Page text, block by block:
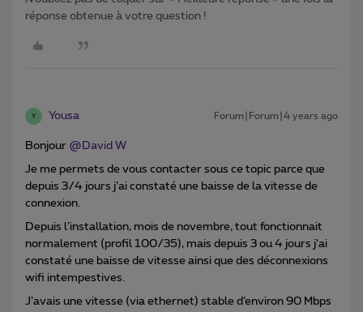
réponse obtenue à votre question !
Y Yousa Forum|Forum|4 years ago
Bonjour @David W
Je me permets de vous contacter sous ce topic parce que
depuis 3/4 jours j’ai constaté une baisse de la vitesse de
connexion.
Depuis l’installation, mois de novembre, tout fonctionnait
normalement (profil 100/35), mais depuis 3 ou 4 jours j’ai
constaté une baisse de vitesse ainsi que des déconnexions
wifi intempestives.
J’avais une vitesse (via ethernet) stable d’environ 90 Mbps